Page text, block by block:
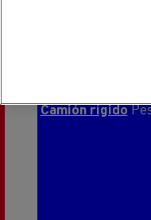
Camión rígido